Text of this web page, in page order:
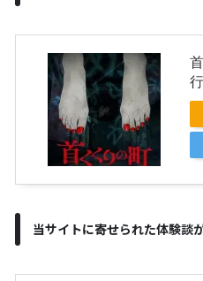
当サイトに寄せられた体験談